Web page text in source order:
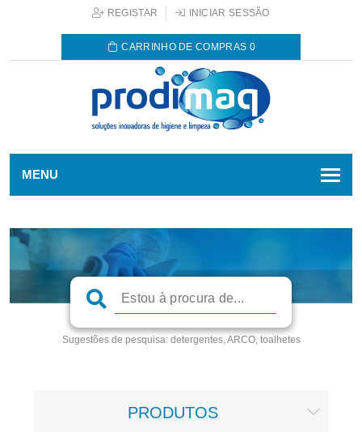
REGISTAR INICIAR SESSÃO
CARRINHO DE COMPRAS 0
MENU
Sugestões de pesquisa:detergentes, ARCO, toalhetes
PRODUTOS